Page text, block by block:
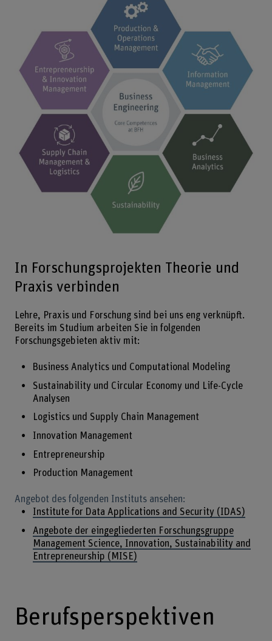
In Forschungsprojekten Theorie und
Praxis verbinden
Lehre, Praxis und Forschung sind bei uns eng verknüpft.
Bereits im Studium arbeiten Sie in folgenden
Forschungsgebieten aktiv mit:
Business Analytics und Computational Modeling
Sustainability und Circular Economy und Life-Cycle
Analysen
Logistics und Supply Chain Management
Innovation Management
Entrepreneurship
Production Management
Angebot des folgenden Instituts ansehen:
Institute for Data Applications and Security (IDAS)
Angebote der eingegliederten Forschungsgruppe
Management Science, Innovation, Sustainability and
Entrepreneurship (MISE)
Berufsperspektiven